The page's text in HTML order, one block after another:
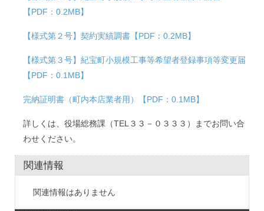
【PDF：0.2MB】
【様式第２号】契約実績調書【PDF：0.2MB】
【様式第３号】紀宝町小規模工事等希望者登録事項等変更届
【PDF：0.1MB】
完納証明書（町内本店業者用）【PDF：0.1MB】
詳しくは、役場総務課（TEL３３－０３３３）までお問い合
わせください。
関連情報
関連情報はありません